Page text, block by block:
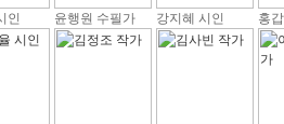
인 윤행원 수필가 강지혜 시인 홍